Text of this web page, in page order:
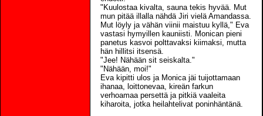
"Kuulostaa kivalta, sauna tekis hyvää. Mut
mun pitää illalla nähdä Jiri vielä Amandassa.
Mut löyly ja vähän viinii maistuu kyllä," Eva
vastasi hymyillen kauniisti. Monican pieni
panetus kasvoi polttavaksi kiimaksi, mutta
hän hillitsi itsensä.
"Jee! Nähään sit seiskalta."
"Nähään, moi!"
Eva kipitti ulos ja Monica jäi tuijottamaan
ihanaa, loittonevaa, kireän farkun
verhoamaa persettä ja pitkiä vaaleita
kiharoita, jotka heilahtelivat poninhäntänä.